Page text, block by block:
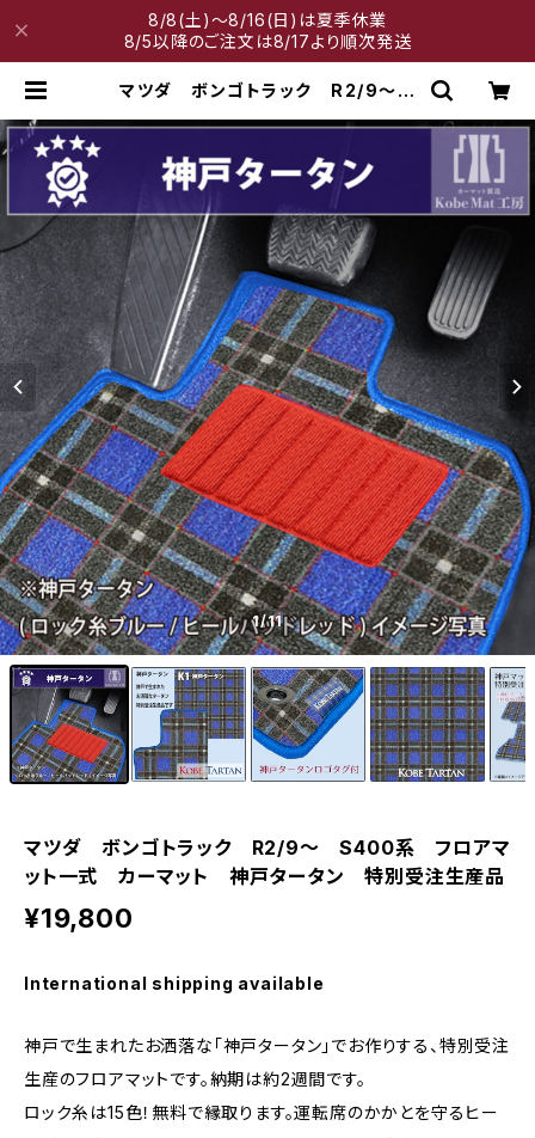
8/8(土)～8/16(日)は夏季休業
8/5以降のご注文は8/17より順次発送
マツダ ボンゴトラック R2/9〜
ット 神戸タータン 特別受注生産
1/11
マツダ ボンゴトラック R2/9〜 S400系 フロアマ
ット一式 カーマット 神戸タータン 特別受注生産品
¥19,800
International shipping available
神戸で生まれたお洒落な「神戸タータン」でお作りする、特別受注
生産のフロアマットです。納期は約2週間です。
ロック糸は15色！無料で縁取ります。運転席のかかとを守るヒー